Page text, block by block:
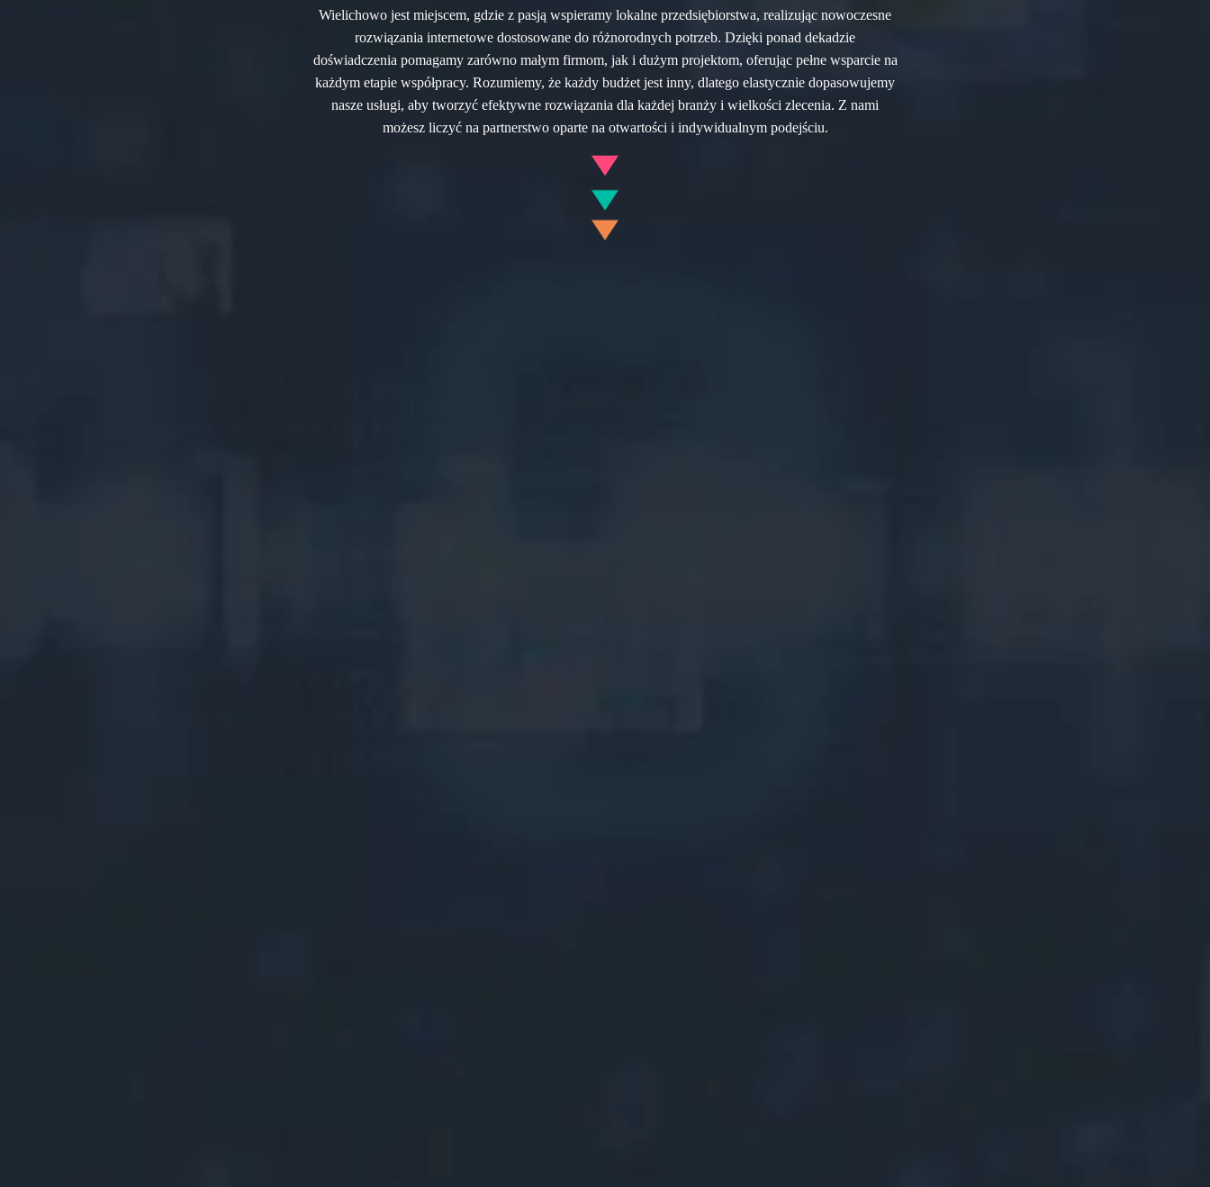
Wielichowo jest miejscem, gdzie z pasją wspieramy lokalne przedsiębiorstwa, realizując nowoczesne
rozwiązania internetowe dostosowane do różnorodnych potrzeb. Dzięki ponad dekadzie
doświadczenia pomagamy zarówno małym firmom, jak i dużym projektom, oferując pełne wsparcie na
każdym etapie współpracy. Rozumiemy, że każdy budżet jest inny, dlatego elastycznie dopasowujemy
nasze usługi, aby tworzyć efektywne rozwiązania dla każdej branży i wielkości zlecenia. Z nami
możesz liczyć na partnerstwo oparte na otwartości i indywidualnym podejściu.